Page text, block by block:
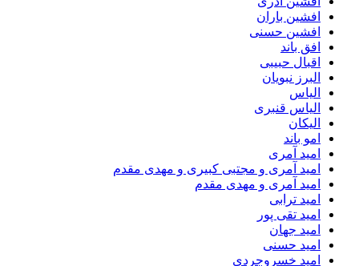
افشین باران
افشین حسنی
افق باند
اقبال حبیبی
البرز نبویان
الیاس
الیاس قنبرى
الیکان
امو باند
امید آمری
امید آمری و مجتبی کبیری و مهدى مقدم
امید آمری و مهدی مقدم
امید ترابی
امید تقی پور
امید جهان
امید حسنی
امید خسروجردی